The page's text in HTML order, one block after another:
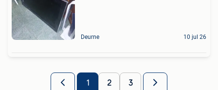
Deurne 10 jul 26
1 2 3